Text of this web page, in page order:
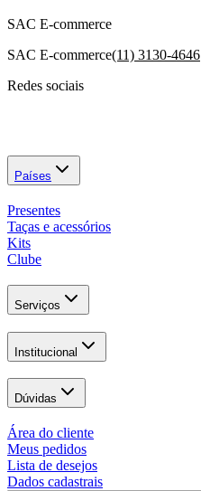
SAC E-commerce
SAC E-commerce(11) 3130-4646
Redes sociais
Países
Presentes
Taças e acessórios
Kits
Clube
Serviços
Institucional
Dúvidas
Área do cliente
Meus pedidos
Lista de desejos
Dados cadastrais